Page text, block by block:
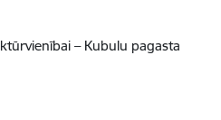
– Kubulu pagasta